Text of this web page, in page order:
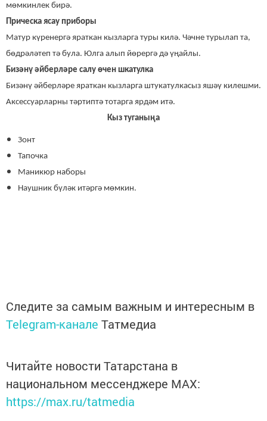
мөмкинлек бирә.
Прическа ясау приборы
Матур күренергә яраткан кызларга туры килә. Чәчне турылап та,
бөдрәләтеп тә була. Юлга алып йөрергә дә үңайлы.
Бизәнү әйберләре салу өчен шкатулка
Бизәнү әйберләре яраткан кызларга штукатулкасыз яшәү килешми.
Аксессуарларны тәртиптә тотарга ярдәм итә.
Кыз туганыңа
Зонт
Тапочка
Маникюр наборы
Наушник бүләк итәргә мөмкин.
Следите за самым важным и интересным в
Telegram-канале Татмедиа
Читайте новости Татарстана в
национальном мессенджере MАХ:
https://max.ru/tatmedia